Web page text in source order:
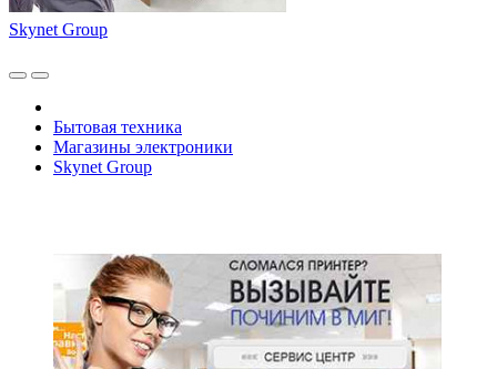
Skynet Group
Бытовая техника
Магазины электроники
Skynet Group